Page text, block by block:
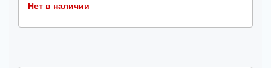
Нет в наличии